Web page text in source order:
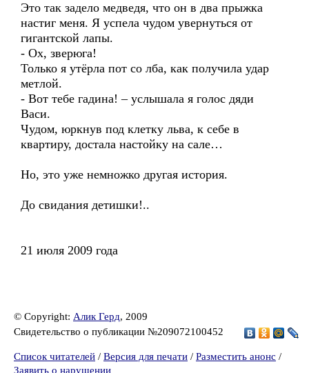
Это так задело медведя, что он в два прыжка
настиг меня. Я успела чудом увернуться от
гигантской лапы.
- Ох, зверюга!
Только я утёрла пот со лба, как получила удар
метлой.
- Вот тебе гадина! – услышала я голос дяди
Васи.
Чудом, юркнув под клетку льва, к себе в
квартиру, достала настойку на сале…
Но, это уже немножко другая история.
До свидания детишки!..
21 июля 2009 года
© Copyright: Алик Герд, 2009
Свидетельство о публикации №209072100452
Список читателей / Версия для печати / Разместить анонс /
Заявить о нарушении